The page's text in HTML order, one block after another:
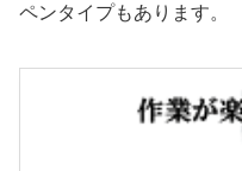
ペンタイプもあります。